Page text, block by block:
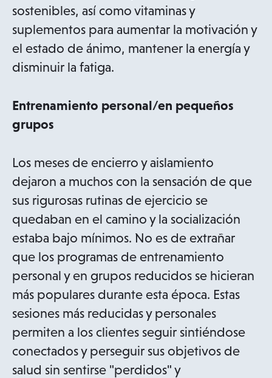
sostenibles, así como vitaminas y
suplementos para aumentar la motivación y
el estado de ánimo, mantener la energía y
disminuir la fatiga.
Entrenamiento personal/en pequeños
grupos
Los meses de encierro y aislamiento
dejaron a muchos con la sensación de que
sus rigurosas rutinas de ejercicio se
quedaban en el camino y la socialización
estaba bajo mínimos. No es de extrañar
que los programas de entrenamiento
personal y en grupos reducidos se hicieran
más populares durante esta época. Estas
sesiones más reducidas y personales
permiten a los clientes seguir sintiéndose
conectados y perseguir sus objetivos de
salud sin sentirse "perdidos" y